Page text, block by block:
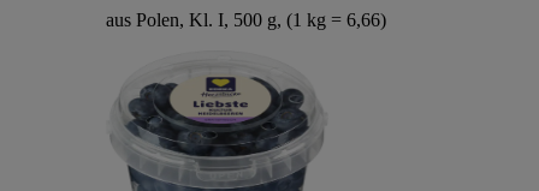
aus Polen, Kl. I, 500 g, (1 kg = 6,66)